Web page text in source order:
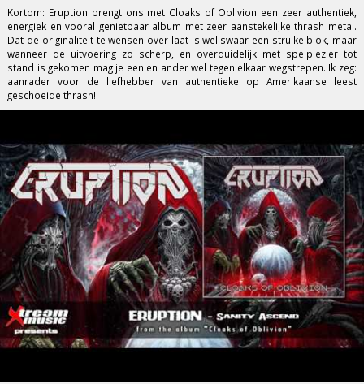
Kortom: Eruption brengt ons met Cloaks of Oblivion een zeer authentiek,
energiek en vooral genietbaar album met zeer aanstekelijke thrash metal.
Dat de originaliteit te wensen over laat is weliswaar een struikelblok, maar
wanneer de uitvoering zo scherp, en overduidelijk met spelplezier tot
stand is gekomen mag je een en ander wel tegen elkaar wegstrepen. Ik zeg:
aanrader voor de liefhebber van authentieke op Amerikaanse leest
geschoeide thrash!